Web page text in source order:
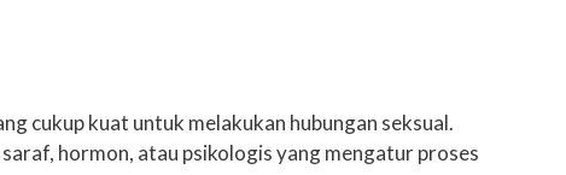
cukup kuat untuk melakukan hubungan seksual.
hormon, atau psikologis yang mengatur proses